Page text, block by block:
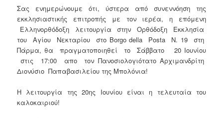
Σας ενημερώνουμε ότι, ύστερα από συνεννόηση της
εκκλησιαστικής επιτροπής με τον ιερέα, η επόμενη
Ελληνορθόδοξη λειτουργία στην Ορθόδοξη Εκκλησία
του Αγίου Νεκταρίου στο Borgo della Posta N. 19 στη
Πάρμα, θα πραγματοποιηθεί το Σάββατο 20 Ιουνίου
στις 17:00 απο τον Πανοσιολογιότατο Αρχιμανδρίτη
Διονύσιο Παπαβασιλείου της Μπολόνια!
Η λειτουργία της 20ης Ιουνίου είναι η τελευταία του
καλοκαιριού!